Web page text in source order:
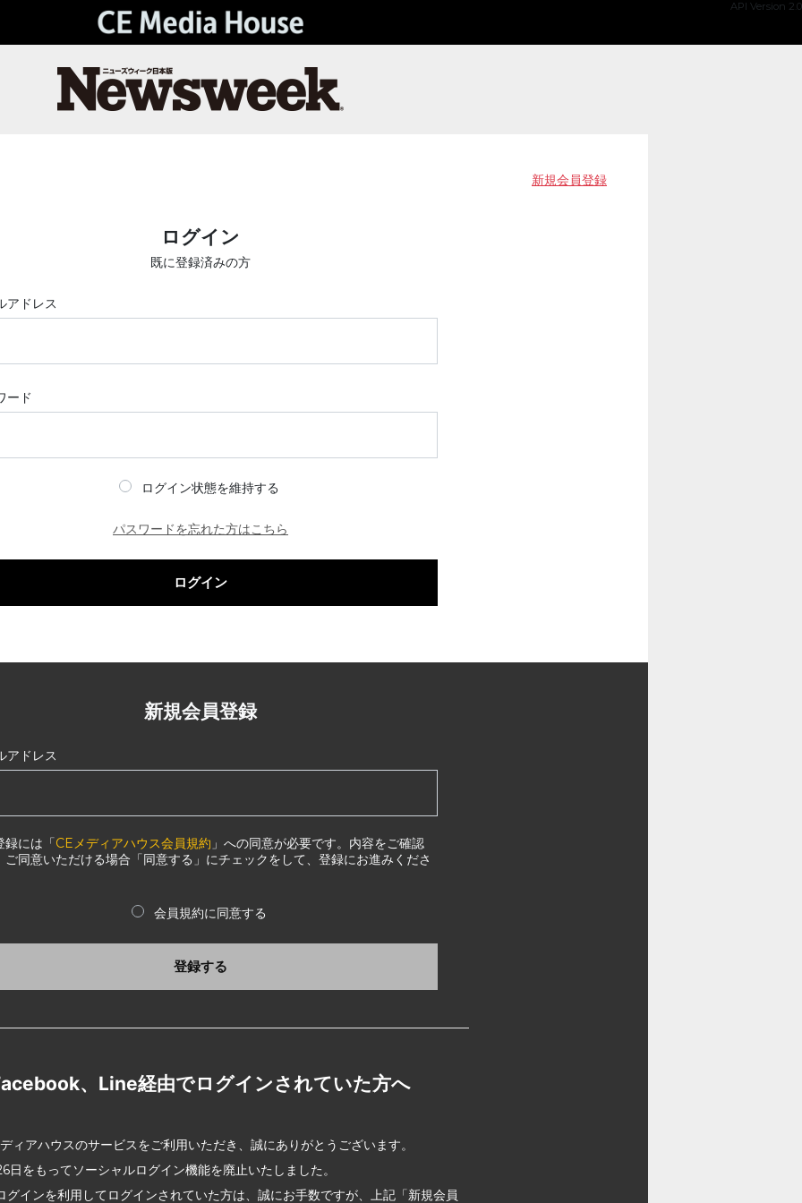
API Version 2.0
新規会員登録
ログイン
既に登録済みの方
アドレス
ード
ログイン状態を維持する
パスワードを忘れた方はこちら
ログイン
新規会員登録
アドレス
録には「CEメディアハウス会員規約 」への同意が必要です。内容をご確認
ご同意いただける場合「同意する」にチェックをして、登録にお進みくださ
会員規約に同意する
登録する
、Line経由でログインされていた方へ
ィアハウスのサービスをご利用いただき、誠にありがとうございます。
日をもってソーシャルログイン機能を廃止いたしました。
グインを利用してログインされていた方は、誠にお手数ですが、上記「新規会員